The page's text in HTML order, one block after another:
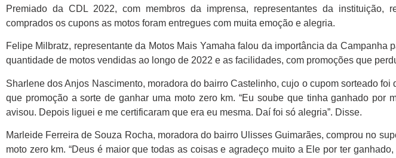
Premiado da CDL 2022, com membros da imprensa, representantes da instituição,
comprados os cupons as motos foram entregues com muita emoção e alegria.
Felipe Milbratz, representante da Motos Mais Yamaha falou da importância da Campanha
quantidade de motos vendidas ao longo de 2022 e as facilidades, com promoções que
Sharlene dos Anjos Nascimento, moradora do bairro Castelinho, cujo o cupom sorteado foi
que promoção a sorte de ganhar uma moto zero km. “Eu soube que tinha ganhado por
avisou. Depois liguei e me certificaram que era eu mesma. Daí foi só alegria”. Disse.
Marleide Ferreira de Souza Rocha, moradora do bairro Ulisses Guimarães, comprou no
moto zero km. “Deus é maior que todas as coisas e agradeço muito a Ele por ter